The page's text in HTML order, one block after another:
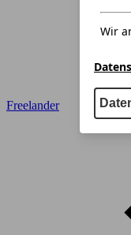
Freelander
Wir